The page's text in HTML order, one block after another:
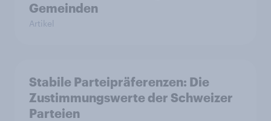
Gemeinden
Artikel
Stabile Parteipräferenzen: Die
Zustimmungswerte der Schweizer
Parteien